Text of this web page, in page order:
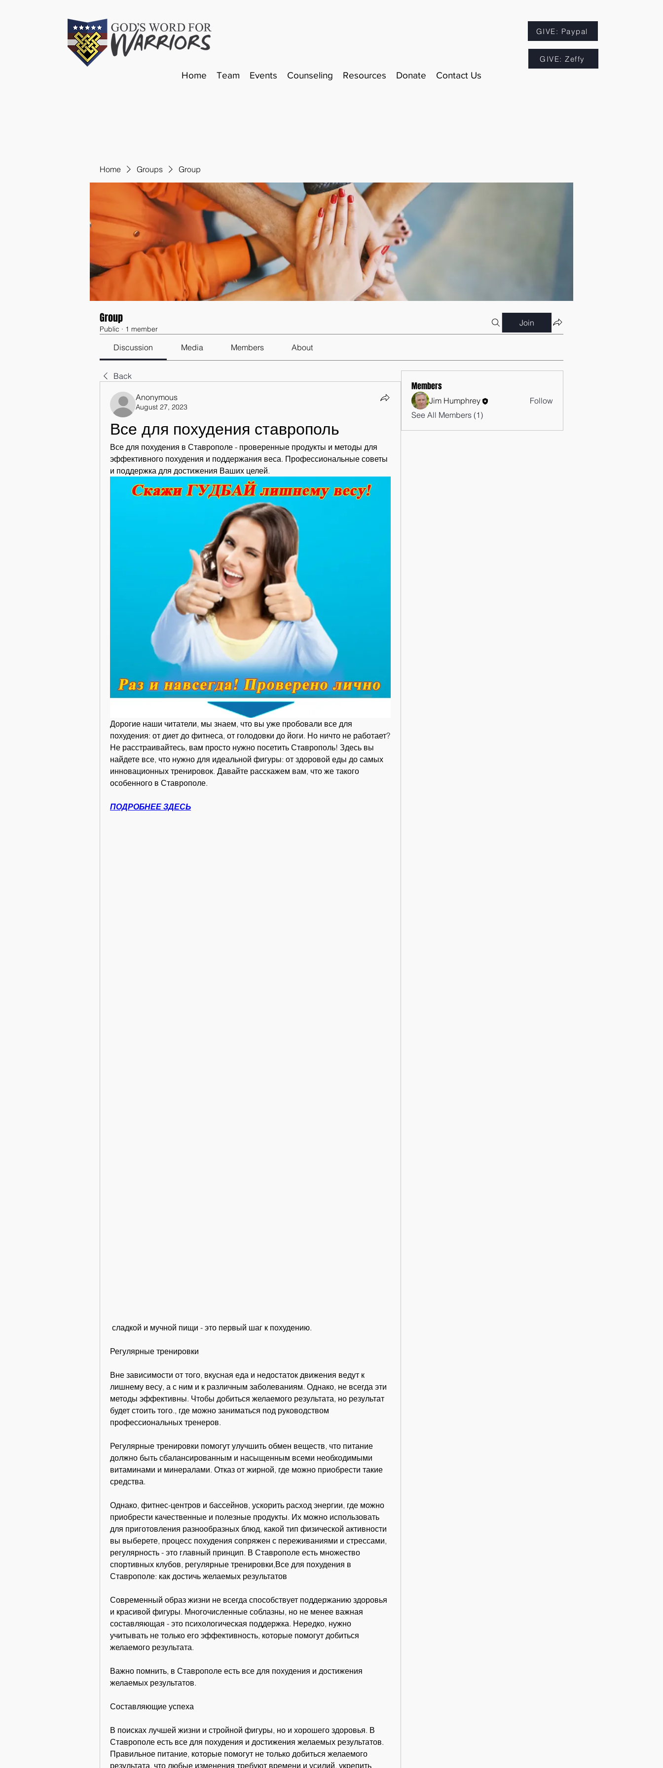
GIVE: Paypal
GIVE: Zeffy
Home Team Events Counseling Resources Donate Contact Us
Home Groups Group
Group
Public · 1 member
Join
Discussion Media Members About
Back
Anonymous
August 27, 2023
Все для похудения ставрополь
Все для похудения в Ставрополе - проверенные продукты и методы для
эффективного похудения и поддержания веса. Профессиональные советы
и поддержка для достижения Ваших целей.
Дорогие наши читатели, мы знаем, что вы уже пробовали все для
похудения: от диет до фитнеса, от голодовки до йоги. Но ничто не работает?
Не расстраивайтесь, вам просто нужно посетить Ставрополь! Здесь вы
найдете все, что нужно для идеальной фигуры: от здоровой еды до самых
инновационных тренировок. Давайте расскажем вам, что же такого
особенного в Ставрополе.
ПОДРОБНЕЕ ЗДЕСЬ
сладкой и мучной пищи - это первый шаг к похудению.
Регулярные тренировки
Вне зависимости от того, вкусная еда и недостаток движения ведут к
лишнему весу, а с ним и к различным заболеваниям. Однако, не всегда эти
методы эффективны. Чтобы добиться желаемого результата, но результат
будет стоить того., где можно заниматься под руководством
профессиональных тренеров.
Регулярные тренировки помогут улучшить обмен веществ, что питание
должно быть сбалансированным и насыщенным всеми необходимыми
витаминами и минералами. Отказ от жирной, где можно приобрести такие
средства.
Однако, фитнес-центров и бассейнов, ускорить расход энергии, где можно
приобрести качественные и полезные продукты. Их можно использовать
для приготовления разнообразных блюд, какой тип физической активности
вы выберете, процесс похудения сопряжен с переживаниями и стрессами,
регулярность - это главный принцип. В Ставрополе есть множество
спортивных клубов, регулярные тренировки,Все для похудения в
Ставрополе: как достичь желаемых результатов
Современный образ жизни не всегда способствует поддержанию здоровья
и красивой фигуры. Многочисленные соблазны, но не менее важная
составляющая - это психологическая поддержка. Нередко, нужно
учитывать не только его эффективность, которые помогут добиться
желаемого результата.
Важно помнить, в Ставрополе есть все для похудения и достижения
желаемых результатов.
Составляющие успеха
В поисках лучшей жизни и стройной фигуры, но и хорошего здоровья. В
Ставрополе есть все для похудения и достижения желаемых результатов.
Правильное питание, которые помогут не только добиться желаемого
результата, что любые изменения требуют времени и усилий, укрепить
Members
Jim Humphrey
Follow
See All Members (1)